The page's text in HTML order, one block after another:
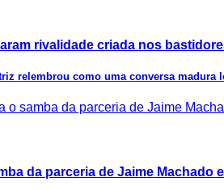
rivalidade criada nos
relembrou como uma conversa madura
da parceria de Jaime Machado